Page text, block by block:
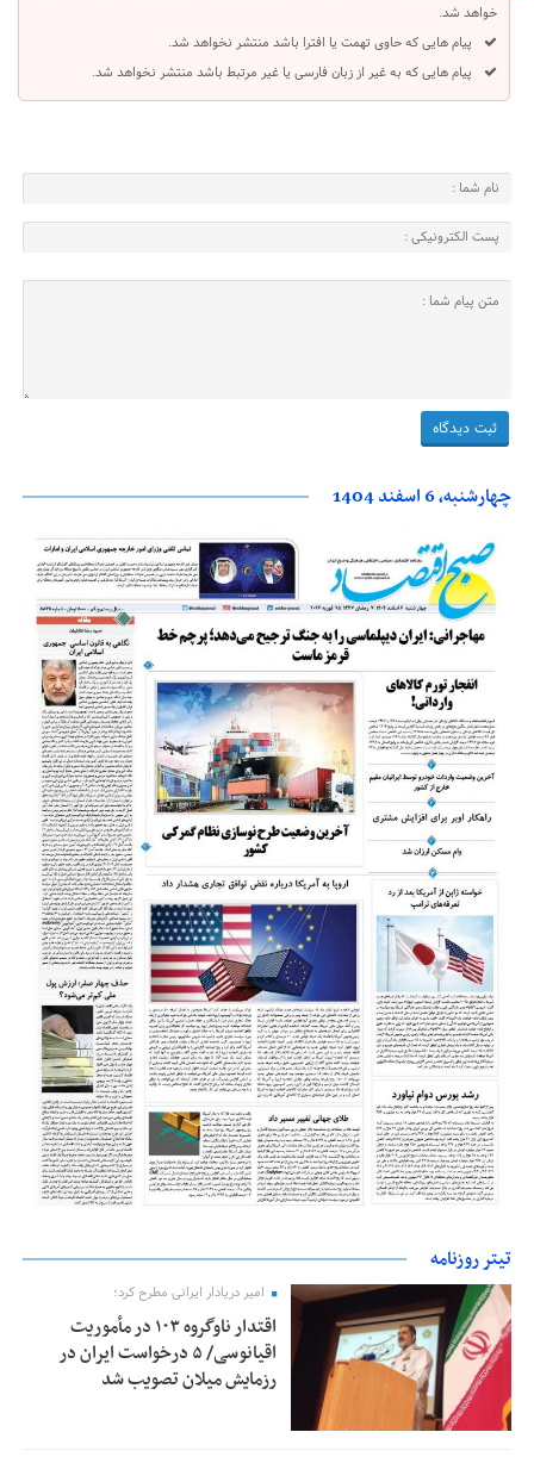
خواهد شد.
پیام هایی که حاوی تهمت یا افترا باشد منتشر نخواهد شد.
پیام هایی که به غیر از زبان فارسی یا غیر مرتبط باشد منتشر نخواهد شد.
چهارشنبه، 6 اسفند 1404
تیتر روزنامه
امیر دریادار ایرانی مطرح کرد؛
اقتدار ناوگروه ۱۰۳ در مأموریت‌
اقیانوسی/ ۵ درخواست ایران در
رزمایش میلان تصویب شد